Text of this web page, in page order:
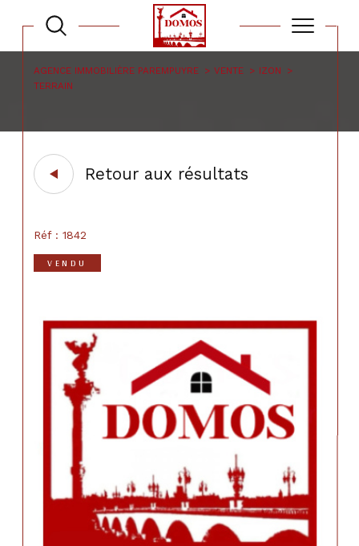
AGENCE IMMOBILIÈRE PAREMPUYRE VENTE
IZON
TERRAIN
Retour aux résultats
Réf : 1842
VENDU